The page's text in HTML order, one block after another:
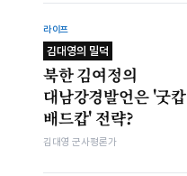
라이프
김대영의 밀덕
북한 김여정의
대남강경발언은 '굿캅
배드캅' 전략?
김대영 군사평론가